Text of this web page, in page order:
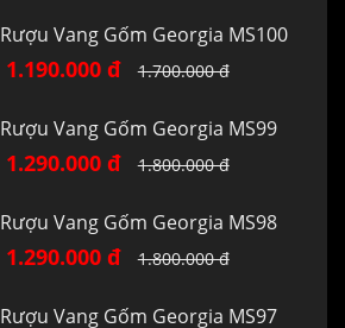
Rượu Vang Gốm Georgia MS100
1.190.000 đ 1.700.000 đ
Rượu Vang Gốm Georgia MS99
1.290.000 đ 1.800.000 đ
Rượu Vang Gốm Georgia MS98
1.290.000 đ 1.800.000 đ
Rượu Vang Gốm Georgia MS97